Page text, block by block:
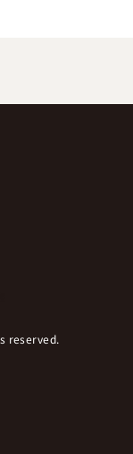
簡単なの
り効果が
reserved.︎